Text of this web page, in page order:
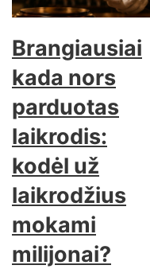
Brangiausiai
kada nors
parduotas
laikrodis:
kodėl už
laikrodžius
mokami
milijonai?